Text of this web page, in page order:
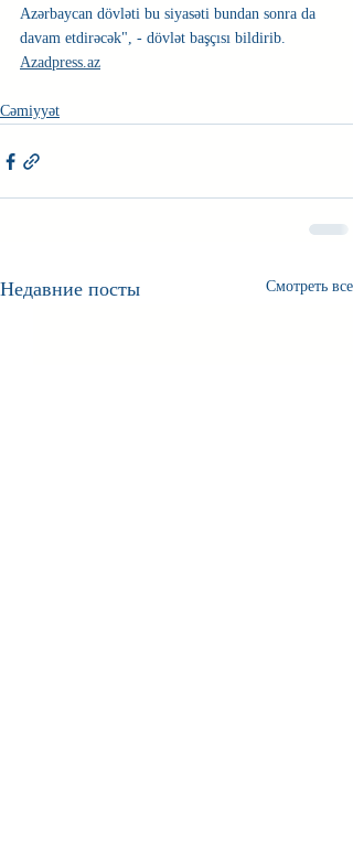
Azərbaycan dövləti bu siyasəti bundan sonra da
davam etdirəcək", - dövlət başçısı bildirib.
Azadpress.az
Cəmiyyət
Недавние посты Смотреть все